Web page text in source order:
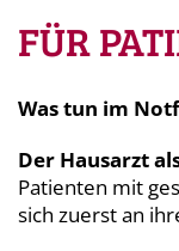
FÜR
Was tun im
Der Hausarzt
Patienten mit
sich zuerst an